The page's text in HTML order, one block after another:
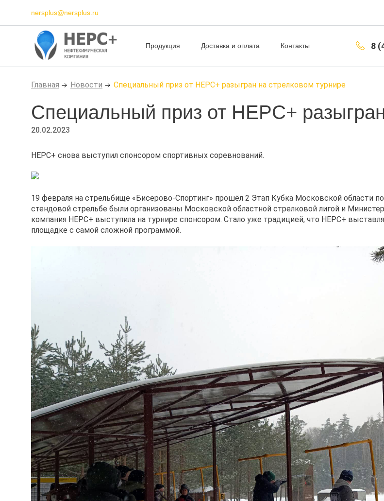
nersplus@nersplus.ru
Продукция Доставка и оплата Контакты 8
Главная Новости Специальный приз от НЕРС+ разыгран на стрелковом турнире
Специальный приз от НЕРС+
20.02.2023
НЕРС+ снова выступил спонсором спортивных соревнований.
19 февраля на стрельбище «Бисерово-Спортинг» прошёл 2 Этап Кубка Московской области
стендовой стрельбе были организованы Московской областной стрелковой лигой и
компания НЕРС+ выступила на турнире спонсором. Стало уже традицией, что НЕРС+
площадке с самой сложной программой.